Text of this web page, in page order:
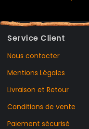
Service Client
Nous contacter
Mentions Légales
Livraison et Retour
Conditions de vente
Paiement sécurisé